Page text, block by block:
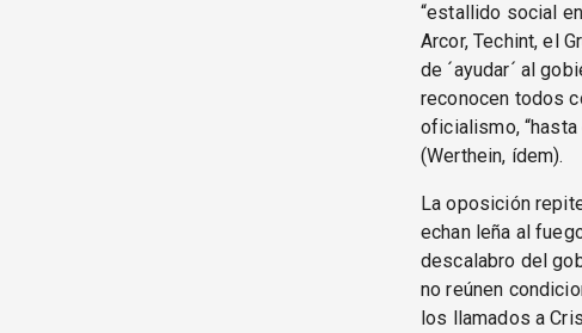
“estallido social
Arcor, Techint, el
de ´ayudar´ al
reconocen todos
oficialismo,
(Werthein, ídem).
La oposición
echan leña al
descalabro del
no reúnen
los llamados a